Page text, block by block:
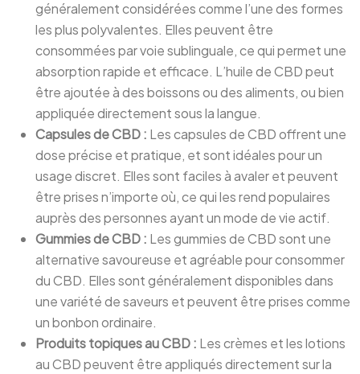
généralement considérées comme l’une des formes
les plus polyvalentes. Elles peuvent être
consommées par voie sublinguale, ce qui permet une
absorption rapide et efficace. L’huile de CBD peut
être ajoutée à des boissons ou des aliments, ou bien
appliquée directement sous la langue.
Capsules de CBD : Les capsules de CBD offrent une
dose précise et pratique, et sont idéales pour un
usage discret. Elles sont faciles à avaler et peuvent
être prises n’importe où, ce qui les rend populaires
auprès des personnes ayant un mode de vie actif.
Gummies de CBD : Les gummies de CBD sont une
alternative savoureuse et agréable pour consommer
du CBD. Elles sont généralement disponibles dans
une variété de saveurs et peuvent être prises comme
un bonbon ordinaire.
Produits topiques au CBD : Les crèmes et les lotions
au CBD peuvent être appliqués directement sur la